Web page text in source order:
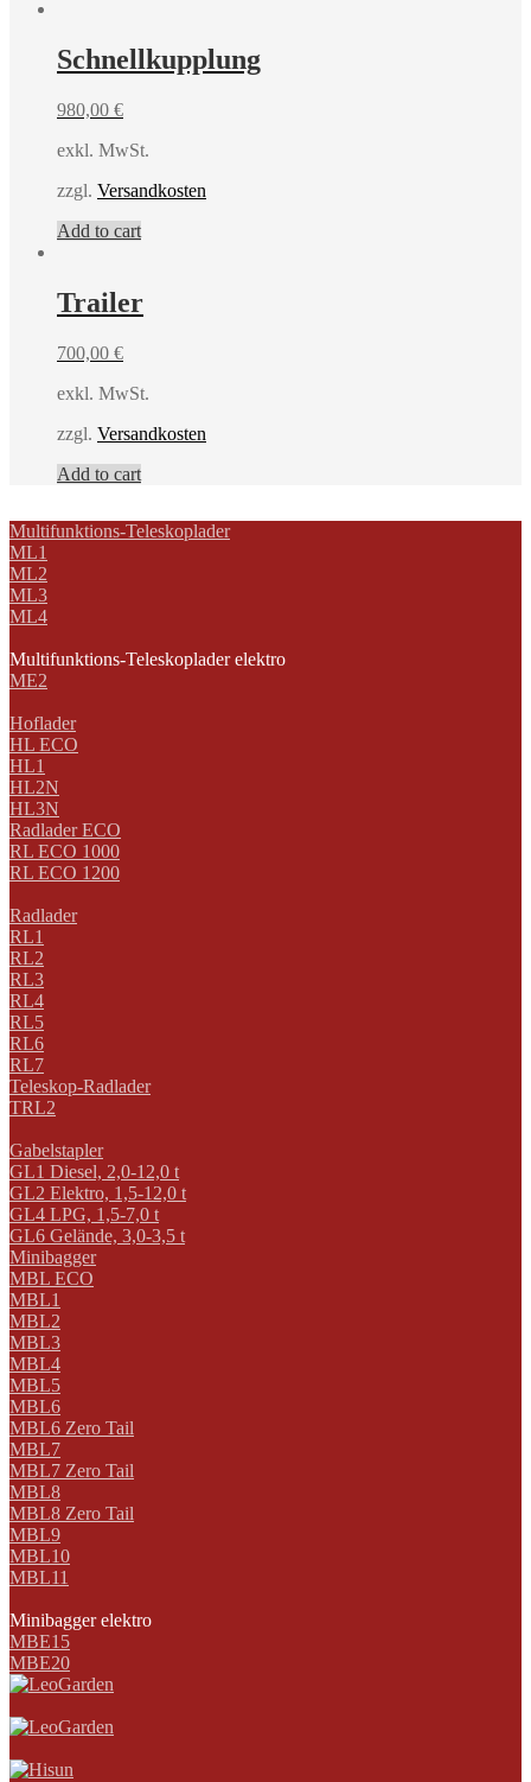
Schnellkupplung
980,00 €
exkl. MwSt.
zzgl. Versandkosten
Add to cart
Trailer
700,00 €
exkl. MwSt.
zzgl. Versandkosten
Add to cart
Multifunktions-Teleskoplader
ML1
ML2
ML3
ML4
Multifunktions-Teleskoplader elektro
ME2
Hoflader
HL ECO
HL1
HL2N
HL3N
Radlader ECO
RL ECO 1000
RL ECO 1200
Radlader
RL1
RL2
RL3
RL4
RL5
RL6
RL7
Teleskop-Radlader
TRL2
Gabelstapler
GL1 Diesel, 2,0-12,0 t
GL2 Elektro, 1,5-12,0 t
GL4 LPG, 1,5-7,0 t
GL6 Gelände, 3,0-3,5 t
Minibagger
MBL ECO
MBL1
MBL2
MBL3
MBL4
MBL5
MBL6
MBL6 Zero Tail
MBL7
MBL7 Zero Tail
MBL8
MBL8 Zero Tail
MBL9
MBL10
MBL11
Minibagger elektro
MBE15
MBE20